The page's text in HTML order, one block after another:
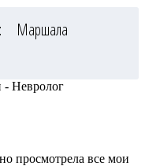
Маршала
- Невролог
просмотрела все мои